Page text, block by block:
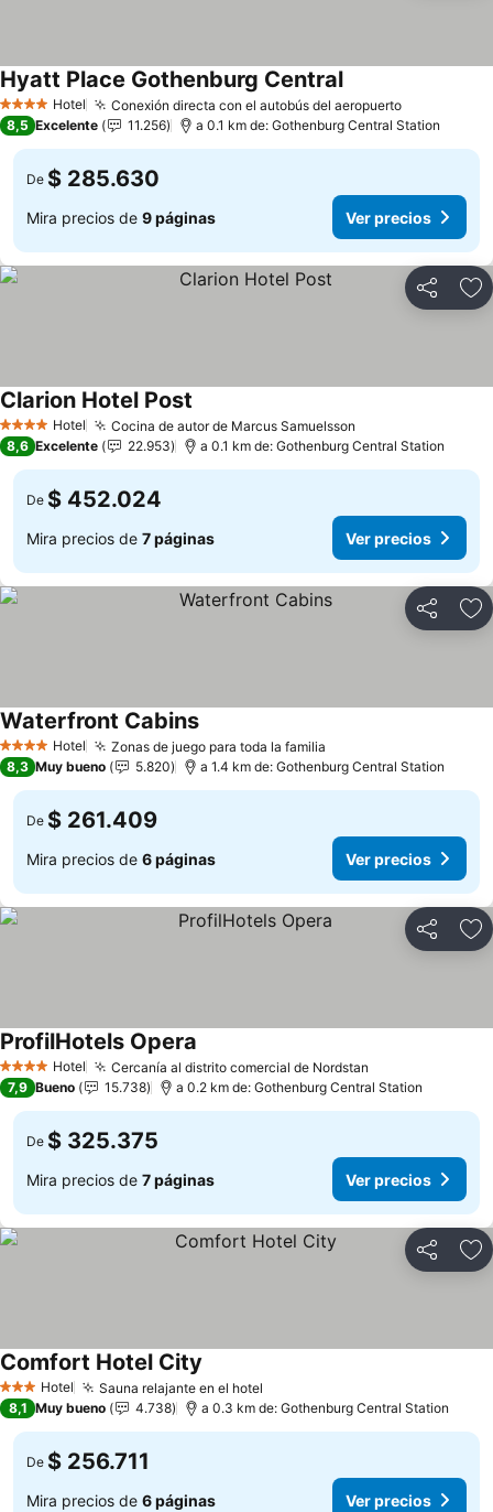
4 EstrellasHotel Conexión directa con el autobús del aeropuertoVer
Hyatt Place Gothenburg CentralVer precios
8,5 Excelente 11.256 a 0.1 km de: Gothenburg Central Station
De $ 285.630
Mira precios de 9 páginas Ver precios
Compartir
4 EstrellasHotel Cocina de autor de Marcus Samuelsson
Clarion Hotel Post
8,6 Excelente 22.953 a 0.1 km de: Gothenburg Central Station
De $ 452.024
Mira precios de 7 páginas Ver precios
Compartir
4 EstrellasHotel Zonas de juego para toda la familia
Waterfront CabinsVer precios
8,3 Muy bueno 5.820 a 1.4 km de: Gothenburg Central Station
De $ 261.409
Mira precios de 6 páginas Ver precios
Compartir
4 EstrellasHotel Cercanía al distrito comercial de Nordstan
ProfilHotels Opera
7,9 Bueno 15.738 a 0.2 km de: Gothenburg Central Station
De $ 325.375
Mira precios de 7 páginas Ver precios
Compartir
3 Estrellas
Hotel Sauna relajante en el hotel
Comfort Hotel City
8,1 Muy bueno 4.738 a 0.3 km de: Gothenburg Central Station
De $ 256.711
Mira precios de 6 páginas Ver precios